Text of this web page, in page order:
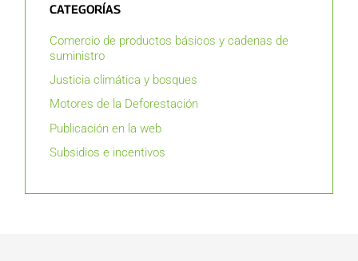
CATEGORÍAS
Comercio de productos básicos y cadenas de
suministro
Justicia climática y bosques
Motores de la Deforestación
Publicación en la web
Subsidios e incentivos